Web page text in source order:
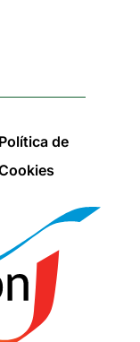
Política de